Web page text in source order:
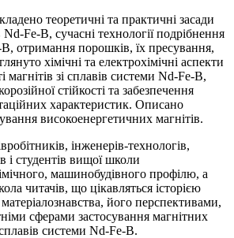
теоретичні та практичні засади
Nd-Fe-B, сучасні технології подрібнення
отримання порошків, їх пресування,
хімічні та електрохімічні аспекти
магнітів зі сплавів системи Nd-Fe-B,
стійкості та забезпечення
характеристик. Описано
високоенергетичних магнітів.
інженерів-технологів,
і студентів вищої школи
машинобудівного профілю, а
читачів, що цікавляться історією
його перспективами,
сферами застосування магнітних
системи Nd-Fe-B.